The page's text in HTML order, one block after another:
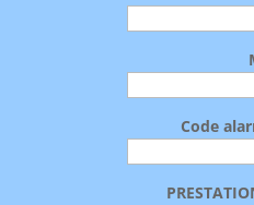
Code